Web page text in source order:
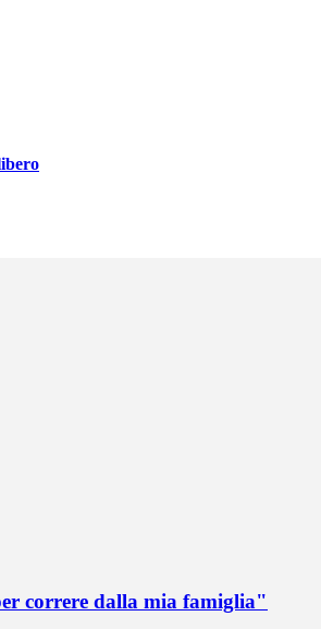
correre dalla mia famiglia"